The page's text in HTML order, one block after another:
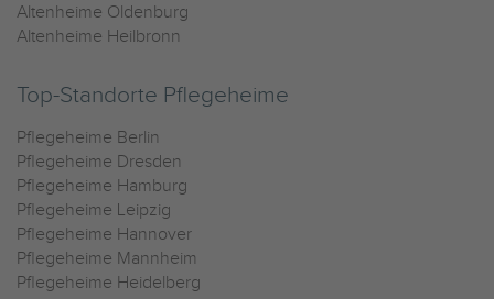
Altenheime Oldenburg
Altenheime Heilbronn
Top-Standorte Pflegeheime
Pflegeheime Berlin
Pflegeheime Dresden
Pflegeheime Hamburg
Pflegeheime Leipzig
Pflegeheime Hannover
Pflegeheime Mannheim
Pflegeheime Heidelberg